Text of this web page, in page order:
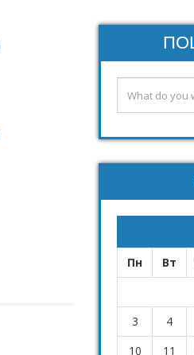
Пн Вт
3
4
10
11